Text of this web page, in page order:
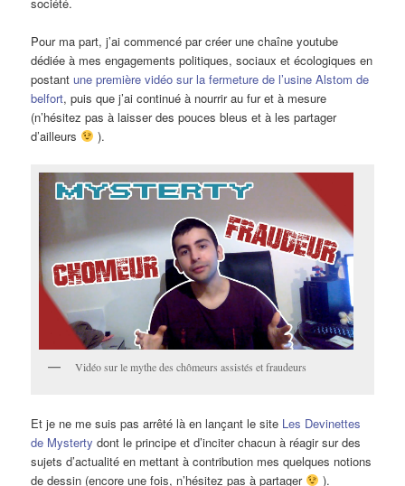
Pour ma part, j’ai commencé par créer une chaîne youtube
dédiée à mes engagements politiques, sociaux et écologiques en
postantune première vidéo sur la fermeture de l’usine Alstom de
belfort, puis que j’ai continué à nourrir au fur et à mesure
(n’hésitez pas à laisser des pouces bleus et à les partager
d’ailleurs
).
Vidéo sur le mythe des chômeurs assistés et fraudeurs
Et je ne me suis pas arrêté là en lançant le site Les Devinettes
de Mysterty dont le principe et d’inciter chacun à réagir sur des
sujets d’actualité en mettant à contribution mes quelques notions
de dessin (encore une fois, n’hésitez pas à partager
).